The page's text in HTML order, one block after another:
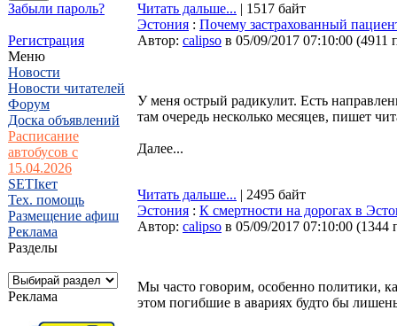
Забыли пароль?
Регистрация
Меню
Новости
Новости читателей
Форум
Доска объявлений
Расписание
автобусов с
15.04.2026
SETIкет
Тех. помощь
Размещение афиш
Реклама
Разделы
Реклама
Читать дальше... | 1517 байт
Эстония : Почему застрахованный
Автор: calipso в 05/09/2017 07:10:00 (4911
У меня острый радикулит. Есть
там очередь несколько месяцев, пишет
Далее...
Читать дальше... | 2495 байт
Эстония : К смертности на дорогах в
Автор: calipso в 05/09/2017 07:10:00 (1344
Мы часто говорим, особенно политики,
этом погибшие в авариях будто бы